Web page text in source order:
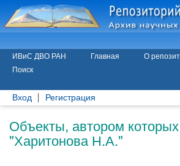
ИВиС ДВО РАН Главная О
Поиск
Вход Регистрация
Объекты, автором
"Харитонова Н.А."